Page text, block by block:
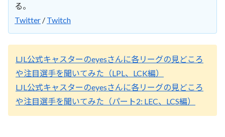
る。
Twitter / Twitch
LJL公式キャスターのeyesさんに各リーグの見どころ
や注目選手を聞いてみた（LPL、LCK編）
LJL公式キャスターのeyesさんに各リーグの見どころ
や注目選手を聞いてみた（パート2: LEC、LCS編）